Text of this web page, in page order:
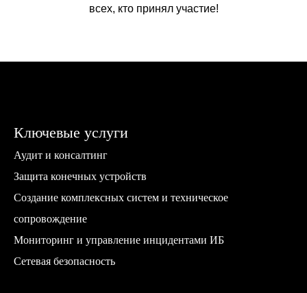
всех, кто принял участие!
Ключевые услуги
Аудит и консалтинг
Защита конечных устройств
Создание комплексных систем и техническое
сопровождение
Мониторинг и управление инцидентами ИБ
Сетевая безопасность